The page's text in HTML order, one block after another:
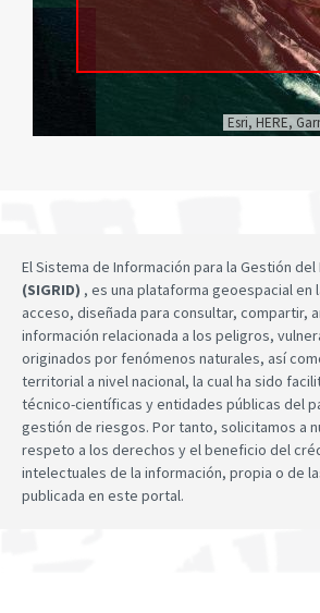
Esri, HERE,
El Sistema de Información para la Gestión
(SIGRID) , es una plataforma geoespacial en
acceso, diseñada para consultar, compartir,
información relacionada a los peligros,
originados por fenómenos naturales, así
territorial a nivel nacional, la cual ha sido
técnico-científicas y entidades públicas del
gestión de riesgos. Por tanto, solicitamos a
respeto a los derechos y el beneficio del
intelectuales de la información, propia o de
publicada en este portal.